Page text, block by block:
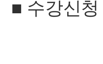
■ 수강신